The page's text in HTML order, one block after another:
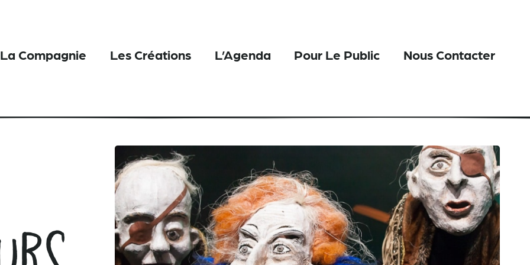
La Compagnie Les Créations L’Agenda Pour Le Public Nous Contacter